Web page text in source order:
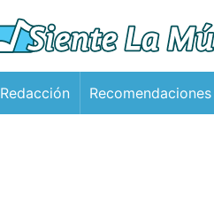
Redacción Recomendaciones